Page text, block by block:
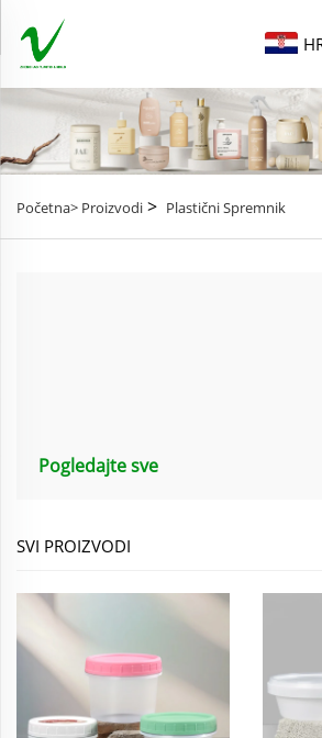
Početna> Proizvodi > Plastični Spremnik
Pogledajte sve
SVI PROIZVODI